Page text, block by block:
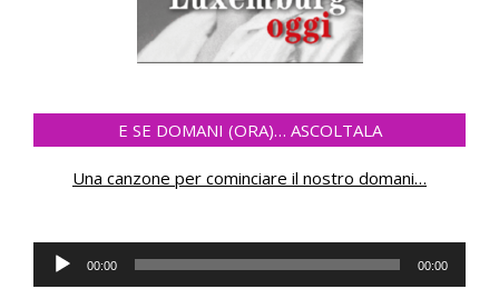
E SE DOMANI (ORA)… ASCOLTALA
Una canzone per cominciare il nostro domani…
Audio
Player
00:00 00:00